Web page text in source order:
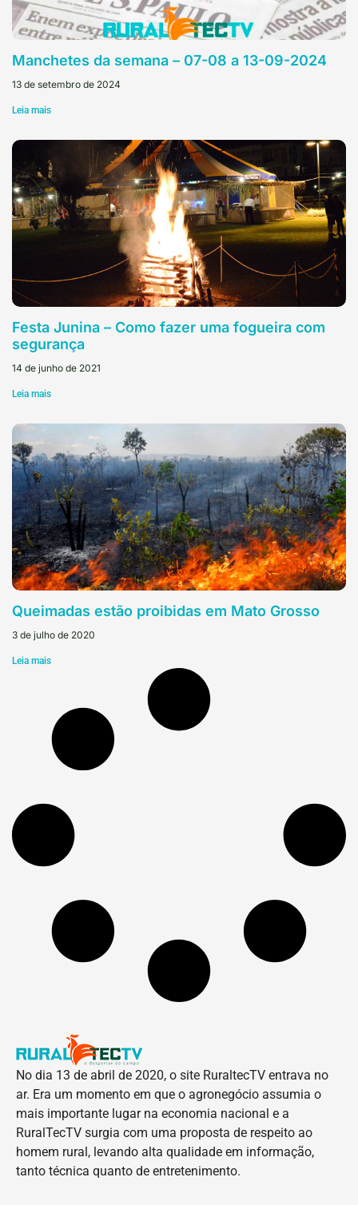
Manchetes da semana – 07-08 a 13-09-2024
13 de setembro de 2024
Leia mais
Festa Junina – Como fazer uma fogueira com
segurança
14 de junho de 2021
Leia mais
Queimadas estão proibidas em Mato Grosso
3 de julho de 2020
Leia mais
No dia 13 de abril de 2020, o site RuraltecTV entrava no
ar. Era um momento em que o agronegócio assumia o
mais importante lugar na economia nacional e a
RuralTecTV surgia com uma proposta de respeito ao
homem rural, levando alta qualidade em informação,
tanto técnica quanto de entretenimento.